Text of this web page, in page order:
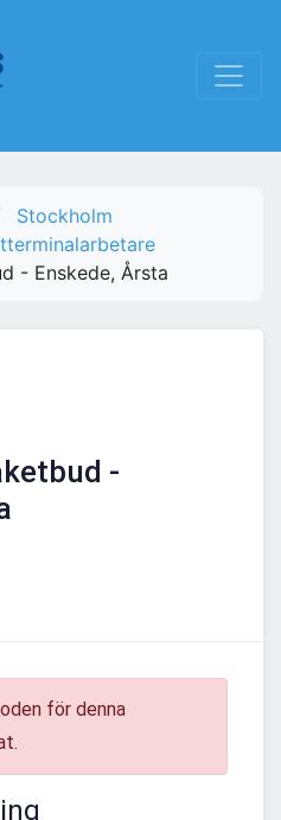
Stockholm
- Enskede, Årsta
-
för denna